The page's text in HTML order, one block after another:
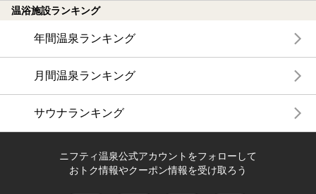
温浴施設ランキング
年間温泉ランキング
月間温泉ランキング
サウナランキング
ニフティ温泉公式アカウントをフォローして
おトク情報やクーポン情報を受け取ろう